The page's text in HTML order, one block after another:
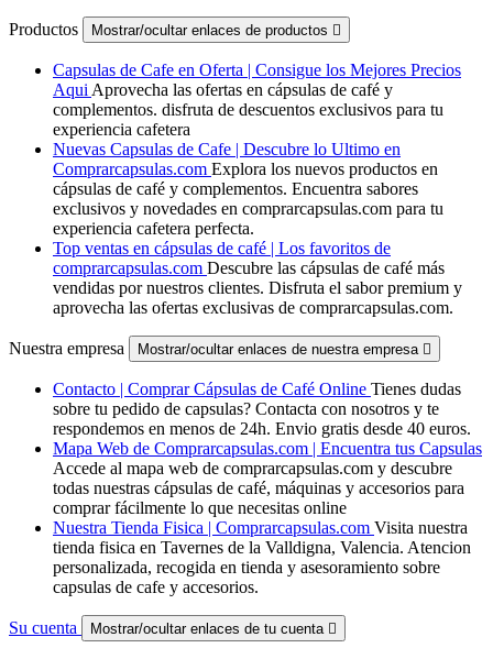
Productos Mostrar/ocultar enlaces de productos 
Capsulas de Cafe en Oferta | Consigue los Mejores Precios
Aqui Aprovecha las ofertas en cápsulas de café y
complementos. disfruta de descuentos exclusivos para tu
experiencia cafetera
Nuevas Capsulas de Cafe | Descubre lo Ultimo en
Comprarcapsulas.com Explora los nuevos productos en
cápsulas de café y complementos. Encuentra sabores
exclusivos y novedades en comprarcapsulas.com para tu
experiencia cafetera perfecta.
Top ventas en cápsulas de café | Los favoritos de
comprarcapsulas.com Descubre las cápsulas de café más
vendidas por nuestros clientes. Disfruta el sabor premium y
aprovecha las ofertas exclusivas de comprarcapsulas.com.
Nuestra empresa Mostrar/ocultar enlaces de nuestra empresa 
Contacto | Comprar Cápsulas de Café Online Tienes dudas
sobre tu pedido de capsulas? Contacta con nosotros y te
respondemos en menos de 24h. Envio gratis desde 40 euros.
Mapa Web de Comprarcapsulas.com | Encuentra tus Capsulas
Accede al mapa web de comprarcapsulas.com y descubre
todas nuestras cápsulas de café, máquinas y accesorios para
comprar fácilmente lo que necesitas online
Nuestra Tienda Fisica | Comprarcapsulas.com Visita nuestra
tienda fisica en Tavernes de la Valldigna, Valencia. Atencion
personalizada, recogida en tienda y asesoramiento sobre
capsulas de cafe y accesorios.
Su cuenta Mostrar/ocultar enlaces de tu cuenta 